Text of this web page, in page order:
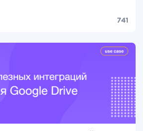
741